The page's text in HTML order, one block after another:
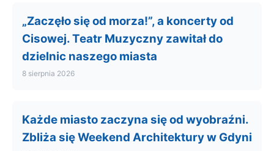
„Zaczęło się od morza!”, a koncerty od
Cisowej. Teatr Muzyczny zawitał do
dzielnic naszego miasta
8 sierpnia 2026
Każde miasto zaczyna się od wyobraźni.
Zbliża się Weekend Architektury w Gdyni